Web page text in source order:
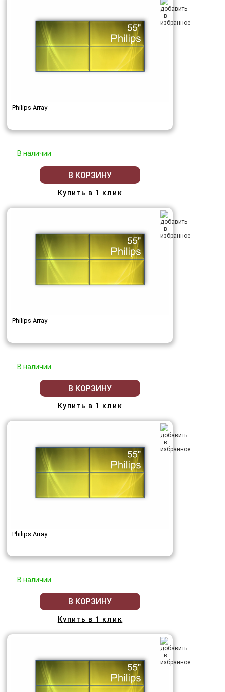
Philips Array
В наличии
В КОРЗИНУ
Купить в 1 клик
Philips Array
В наличии
В КОРЗИНУ
Купить в 1 клик
Philips Array
В наличии
В КОРЗИНУ
Купить в 1 клик